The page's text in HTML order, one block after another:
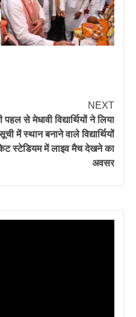
NEXT
से मेधावी विद्यार्थियों ने लिया
में स्थान बनाने वाले विद्यार्थियों
स्टेडियम में लाइव मैच देखने का
अवसर